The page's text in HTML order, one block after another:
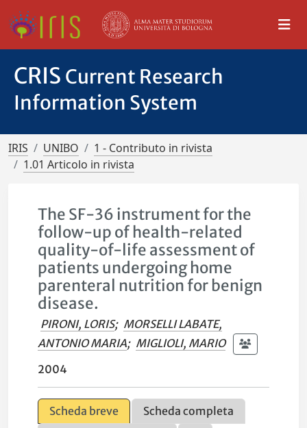
CRIS Current Research
Information System
IRIS UNIBO
1 - Contributo in rivista
1.01 Articolo in rivista
The SF-36 instrument for the
follow-up of health-related
quality-of-life assessment of
patients undergoing home
parenteral nutrition for benign
disease.
PIRONI, LORIS; MORSELLI LABATE,
ANTONIO MARIA; MIGLIOLI, MARIO
2004
Scheda breve
Scheda completa